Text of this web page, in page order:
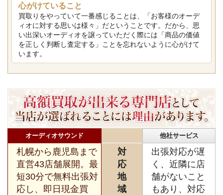
心がけていること
買取りをやっていて一番感じることは、「お客様のオーデ
ィオに対する思いは様々」だということです。だから、思
い出深いオーディオを譲っていただく際には「商品の価値
を正しく判断し査定する」ことを忘れないように心がけて
います。
オーディオサウンド 他社サービス
札幌から鹿児島まで
直営43店舗展開。最
短30分で無料出張対
応し、即日現金買
対
応
地
域
出張対応が遅
く、近隣に店
舗がないこと
もあり、対応